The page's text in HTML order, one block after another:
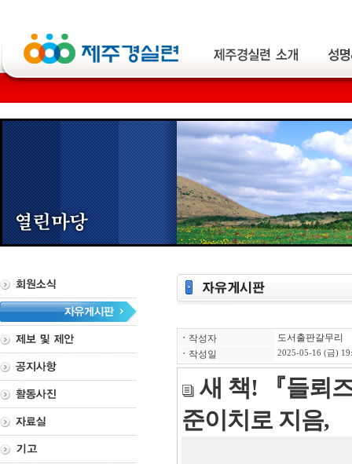
ㆍ 작성자
도서출판갈무리
ㆍ 작성일 2025-05-16 (금)
새 책! 『들뢰
준이치로 지음,